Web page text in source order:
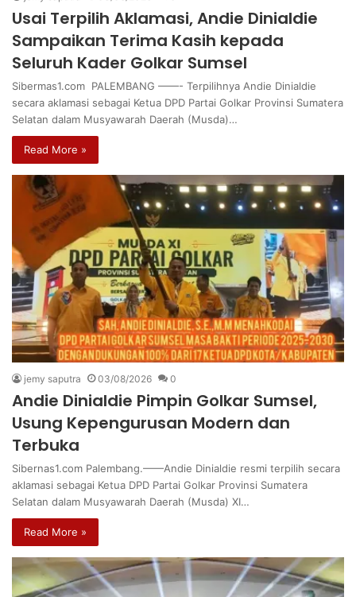
Usai Terpilih Aklamasi, Andie Dinialdie
Sampaikan Terima Kasih kepada
Seluruh Kader Golkar Sumsel
Sibermas1.com PALEMBANG ——- Terpilihnya Andie Dinialdie
secara aklamasi sebagai Ketua DPD Partai Golkar Provinsi Sumatera
Selatan dalam Musyawarah Daerah (Musda)…
Read More »
jemy saputra 03/08/2026 0
Andie Dinialdie Pimpin Golkar Sumsel,
Usung Kepengurusan Modern dan
Terbuka
Sibernas1.com Palembang.——Andie Dinialdie resmi terpilih secara
aklamasi sebagai Ketua DPD Partai Golkar Provinsi Sumatera
Selatan dalam Musyawarah Daerah (Musda) XI…
Read More »